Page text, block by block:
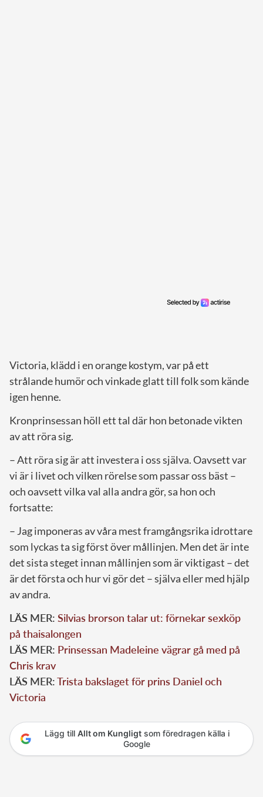
Victoria, klädd i en orange kostym, var på ett
strålande humör och vinkade glatt till folk som kände
igen henne.
Kronprinsessan höll ett tal där hon betonade vikten
av att röra sig.
– Att röra sig är att investera i oss själva. Oavsett var
vi är i livet och vilken rörelse som passar oss bäst –
och oavsett vilka val alla andra gör, sa hon och
fortsatte:
– Jag imponeras av våra mest framgångsrika idrottare
som lyckas ta sig först över mållinjen. Men det är inte
det sista steget innan mållinjen som är viktigast – det
är det första och hur vi gör det – själva eller med hjälp
av andra.
LÄS MER: Silvias brorson talar ut: förnekar sexköp
på thaisalongen
LÄS MER: Prinsessan Madeleine vägrar gå med på
Chris krav
LÄS MER:Trista bakslaget för prins Daniel och
Victoria
Lägg till Allt om Kungligtsom föredragen källa i
Google